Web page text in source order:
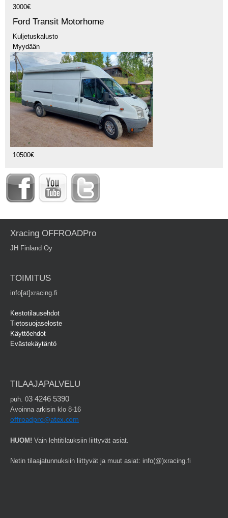
3000€
Ford Transit Motorhome
Kuljetuskalusto
Myydään
10500€
Xracing OFFROADPro
JH Finland Oy
TOIMITUS
info[at]xracing.fi
Kestotilausehdot
Tietosuojaseloste
Käyttöehdot
Evästekäytäntö
TILAAJAPALVELU
puh. 03 4246 5390
Avoinna arkisin klo 8-16
offroadpro@atex.com
HUOM! Vain lehtitilauksiin liittyvät asiat.
Netin tilaajatunnuksiin liittyvät ja muut asiat: info(@)xracing.fi